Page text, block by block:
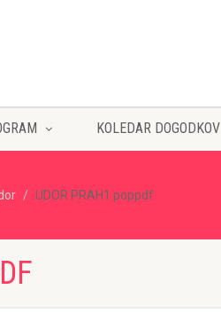
KOLEDAR DOGODKOV
UDOR PRAH1 poppdf